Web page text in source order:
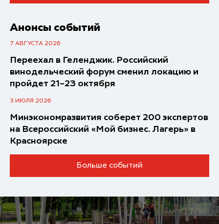
Анонсы событий
7 АВГУСТА 2026
Переехал в Геленджик. Российский
винодельческий форум сменил локацию и
пройдет 21–23 октября
3 ИЮЛЯ 2026
Минэкономразвития соберет 200 экспертов
на Всероссийский «Мой бизнес. Лагерь» в
Красноярске
Больше событий